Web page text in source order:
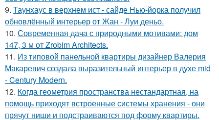
9. Таунхаус в верхнем ист - сайде Нью-йорка получил
обновлённый интерьер от Жан - Луи деньо.
10. Современная дача с природными мотивами: дом
147, 3 м от Zrobim Architects.
11. Из типовой панельной квартиры дизайнер Валерия
Макаревич создала выразительный интерьер в духе mid
- Century Modern.
12. Когда геометрия пространства нестандартная, на
помощь приходят встроенные системы хранения - они
прячут ниши и подстраиваются под форму квартиры.